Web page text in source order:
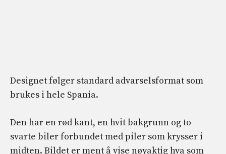
Designet følger standard advarselsformat som
brukes i hele Spania.
Den har en rød kant, en hvit bakgrunn og to
svarte biler forbundet med piler som krysser i
midten. Bildet er ment å vise nøyaktig hva som